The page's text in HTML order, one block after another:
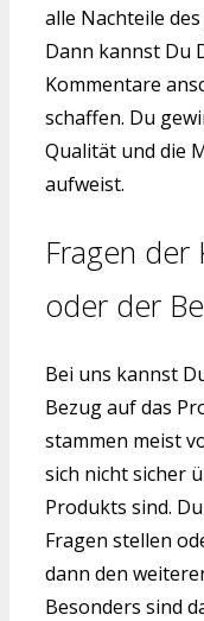
alle Nachteile
Dann kannst Du
Kommentare
schaffen. Du
Qualität und die
aufweist.
Fragen der
oder der
Bei uns kannst
Bezug auf das
stammen meist
sich nicht sicher
Produkts sind.
Fragen stellen
dann den
Besonders sind